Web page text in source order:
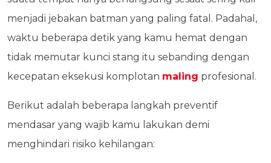
menjadi jebakan batman yang paling fatal. Padahal,
waktu beberapa detik yang kamu hemat dengan
tidak memutar kunci stang itu sebanding dengan
kecepatan eksekusi komplotan maling profesional.
Berikut adalah beberapa langkah preventif
mendasar yang wajib kamu lakukan demi
menghindari risiko kehilangan: